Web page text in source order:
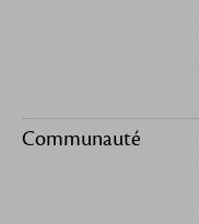
Communauté